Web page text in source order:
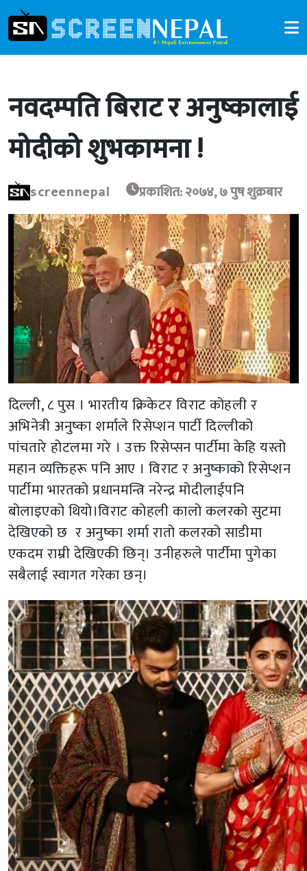
नवदम्पति बिराट र अनुष्कालाई
मोदीको शुभकामना !
screennepal प्रकाशित: २०७४, ७ पुष शुक्रबार
दिल्ली, ८ पुस । भारतीय क्रिकेटर विराट कोहली र
अभिनेत्री अनुष्का शर्माले रिसेप्शन पार्टी दिल्लीको
पांचतारे होटलमा गरे । उक्त रिसेप्सन पार्टीमा केहि यस्तो
महान व्यक्तिहरू पनि आए । विराट र अनुष्काको रिसेप्शन
पार्टीमा भारतको प्रधानमन्त्रि नरेन्द्र मोदीलाईपनि
बोलाइएको थियो।विराट कोहली कालो कलरको सुटमा
देखिएको छ र अनुष्का शर्मा रातो कलरको साडीमा
एकदम राम्री देखिएकी छिन्। उनीहरुले पार्टीमा पुगेका
सबैलाई स्वागत गरेका छन्।